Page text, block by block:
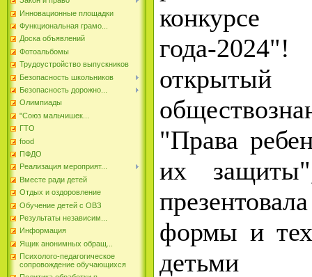
Инновационные площадки
Функциональная грамо...
Доска объявлений
Фотоальбомы
Трудоустройство выпускников
Безопасность школьников
Безопасность дорожно...
Олимпиады
"Союз мальчишек...
ГТО
food
ПФДО
Реализация мероприят...
Вместе ради детей
Отдых и оздоровление
Обучение детей с ОВЗ
Результаты независим...
Информация
Ящик анонимных обращ...
Психолого-педагогическое
сопровождение обучающихся
года-2024"!
"Права
их
формы и